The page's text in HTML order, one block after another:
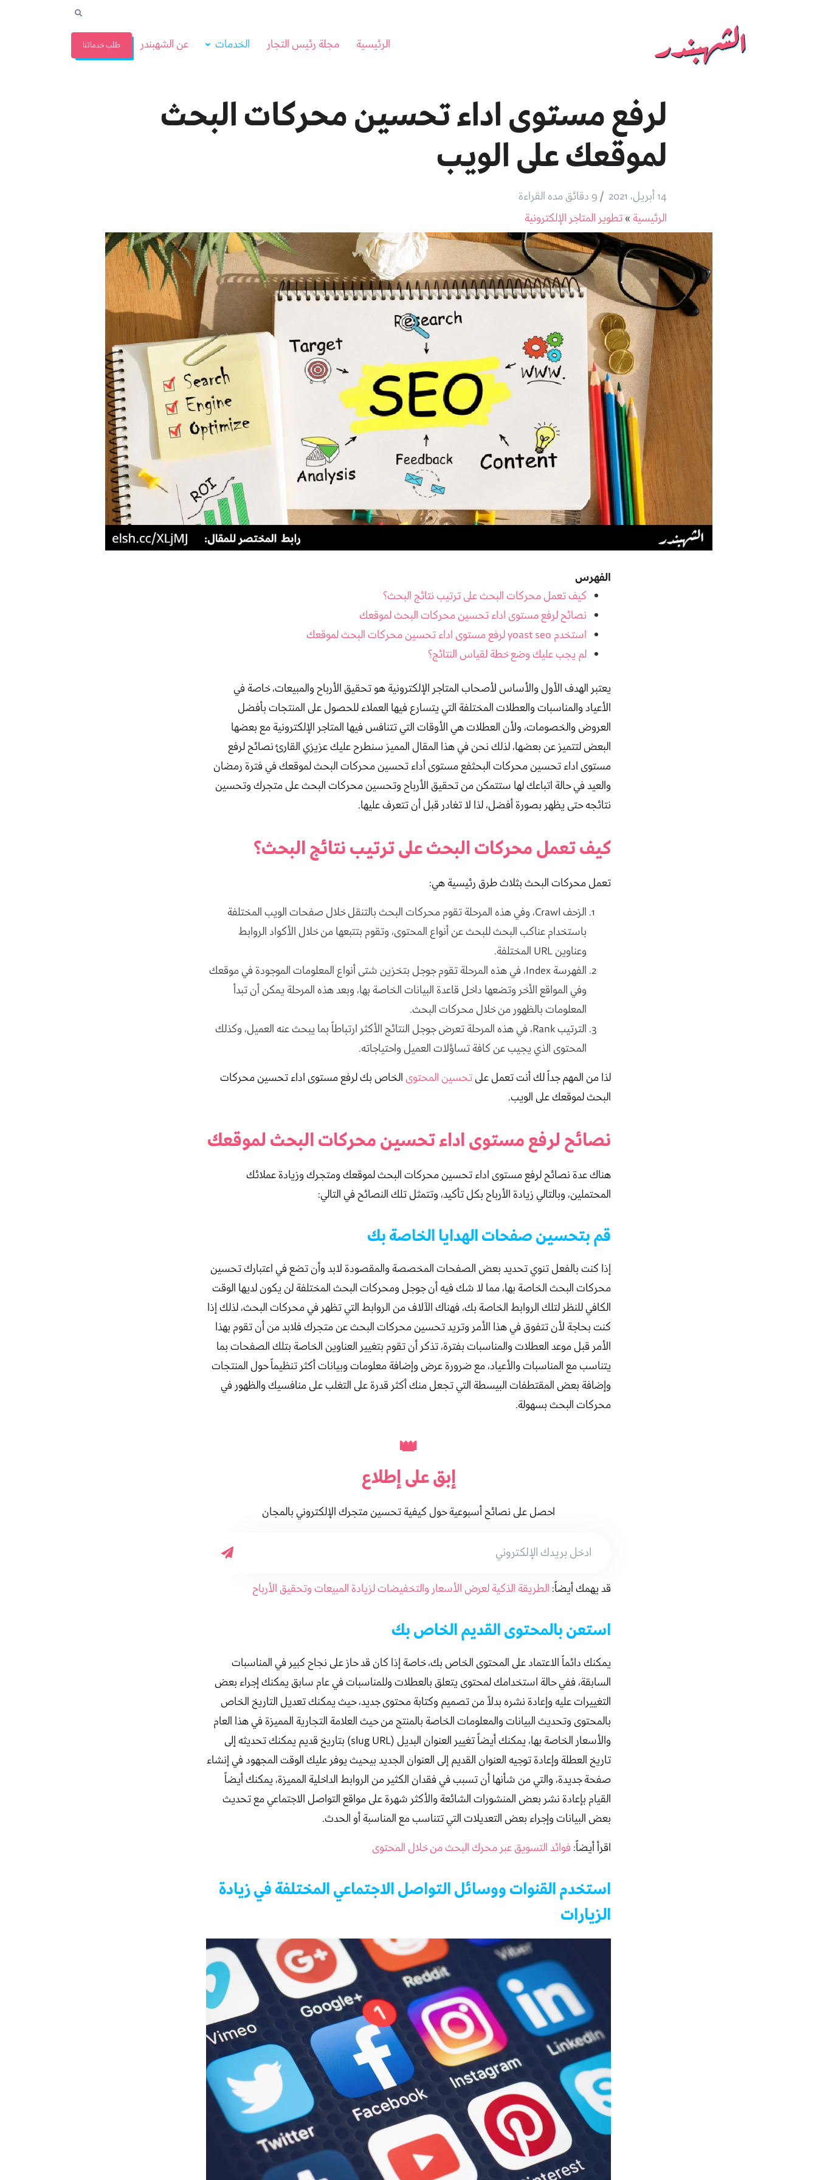
الرئيسية مجلة رئيس التجار الخدمات عن الشهبندر طلب خدماتنا
لرفع مستوى اداء تحسين محركات البحث
لموقعك على الويب
14 أبريل، 2021 /9 دقائق مده القراءة
الرئيسية »تطوير المتاجر الإلكترونية
الفهرس
كيف تعمل محركات البحث على ترتيب نتائج البحث؟
نصائح لرفع مستوى اداء تحسين محركات البحث لموقعك
استخدم yoast seo لرفع مستوى اداء تحسين محركات البحث لموقعك
لم يجب عليك وضع خطة لقياس النتائج؟
يعتبر الهدف الأول والأساس لأصحاب المتاجر الإلكترونية هو تحقيق الأرباح والمبيعات، خاصة في
الأعياد والمناسبات والعطلات المختلفة التي يتسارع فيها العملاء للحصول على المنتجات بأفضل
العروض والخصومات، ولأن العطلات هي الأوقات التي تتنافس فيها المتاجر الإلكترونية مع بعضها
البعض لتتميز عن بعضها، لذلك نحن في هذا المقال المميز سنطرح عليك عزيزي القارئ نصائح لرفع
مستوى اداء تحسين محركات البحثفع مستوى أداء تحسين محركات البحث لموقعك في فترة رمضان
والعيد في حالة اتباعك لها ستتمكن من تحقيق الأرباح وتحسين محركات البحث على متجرك وتحسين
نتائجه حتى يظهر بصورة أفضل، لذا لا تغادر قبل أن تتعرف عليها.
كيف تعمل محركات البحث على ترتيب نتائج البحث؟
تعمل محركات البحث بثلاث طرق رئيسية هي:
الزحف Crawl، وفي هذه المرحلة تقوم محركات البحث بالتنقل خلال صفحات الويب المختلفة
باستخدام عناكب البحث للبحث عن أنواع المحتوى، وتقوم بتتبعها من خلال الأكواد الروابط
وعناوين URL المختلفة.
الفهرسة Index، في هذه المرحلة تقوم جوجل بتخزين شتى أنواع المعلومات الموجودة في موقعك
وفي المواقع الأخر وتضعها داخل قاعدة البيانات الخاصة بها، وبعد هذه المرحلة يمكن أن تبدأ
المعلومات بالظهور من خلال محركات البحث.
الترتيب Rank، في هذه المرحلة تعرض جوجل النتائج الأكثر ارتباطاً بما يبحث عنه العميل، وكذلك
المحتوى الذي يجيب عن كافة تساؤلات العميل واحتياجاته.
لذا من المهم جداً لك أنت تعمل علىتحسين المحتوى الخاص بك لرفع مستوى اداء تحسين محركات
البحث لموقعك على الويب.
نصائح لرفع مستوى اداء تحسين محركات البحث لموقعك
هناك عدة نصائح لرفع مستوى اداء تحسين محركات البحث لموقعك ومتجرك وزيادة عملائك
المحتملين، وبالتالي زيادة الأرباح بكل تأكيد، وتتمثل تلك النصائح في التالي:
قم بتحسين صفحات الهدايا الخاصة بك
إذا كنت بالفعل تنوي تحديد بعض الصفحات المخصصة والمقصودة لابد وأن تضع في اعتبارك تحسين
محركات البحث الخاصة بها، مما لا شك فيه أن جوجل ومحركات البحث المختلفة لن يكون لديها الوقت
الكافي للنظر لتلك الروابط الخاصة بك، فهناك الآلاف من الروابط التي تظهر في محركات البحث، لذلك إذا
كنت بحاجة لأن تتفوق في هذا الأمر وتريد تحسين محركات البحث عن متجرك فلابد من أن تقوم بهذا
الأمر قبل موعد العطلات والمناسبات بفترة، تذكر أن تقوم بتغيير العناوين الخاصة بتلك الصفحات بما
يتناسب مع المناسبات والأعياد، مع ضرورة عرض وإضافة معلومات وبيانات أكثر تنظيماً حول المنتجات
وإضافة بعض المقتطفات البيسطة التي تجعل منك أكثر قدرة على التغلب على منافسيك والظهور في
محركات البحث بسهولة.
👑
إبق علىإطلاع
احصل على نصائح أسبوعية حول كيفية تحسين متجرك الإلكتروني بالمجان
قد يهمك أيضاً: الطريقة الذكية لعرض الأسعار والتخفيضات لزيادة المبيعات وتحقيق الأرباح
استعن بالمحتوى القديم الخاص بك
يمكنك دائماً الاعتماد على المحتوى الخاص بك، خاصة إذا كان قد حاز على نجاح كبير في المناسبات
السابقة، ففي حالة استخدامك لمحتوى يتعلق بالعطلات وللمناسبات في عام سابق يمكنك إجراء بعض
التغييرات عليه وإعادة نشره بدلاً من تصميم وكتابة محتوى جديد، حيث يمكنك تعديل التاريخ الخاص
بالمحتوى وتحديث البيانات والمعلومات الخاصة بالمنتج من حيث العلامة التجارية المميزة في هذا العام
والأسعار الخاصة بها، يمكنك أيضاً تغيير العنوان البديل (slug URL) بتاريخ قديم يمكنك تحديثه إلى
تاريخ العطلة وإعادة توجيه العنوان القديم إلى العنوان الجديد بيحيث يوفر عليك الوقت المجهود في إنشاء
صفحة جديدة، والتي من شأنها أن تسبب في فقدان الكثير من الروابط الداخلية المميزة، يمكنك أيضاً
القيام بإعادة نشر بعض المنشورات الشائعة والأكثر شهرة على مواقع التواصل الاجتماعي مع تحديث
بعض البيانات وإجراء بعض التعديلات التي تتناسب مع المناسبة أو الحدث.
اقرأ أيضاً: فوائد التسويق عبر محرك البحث من خلال المحتوى
استخدم القنوات ووسائل التواصل الاجتماعي المختلفة في زيادة
الزيارات